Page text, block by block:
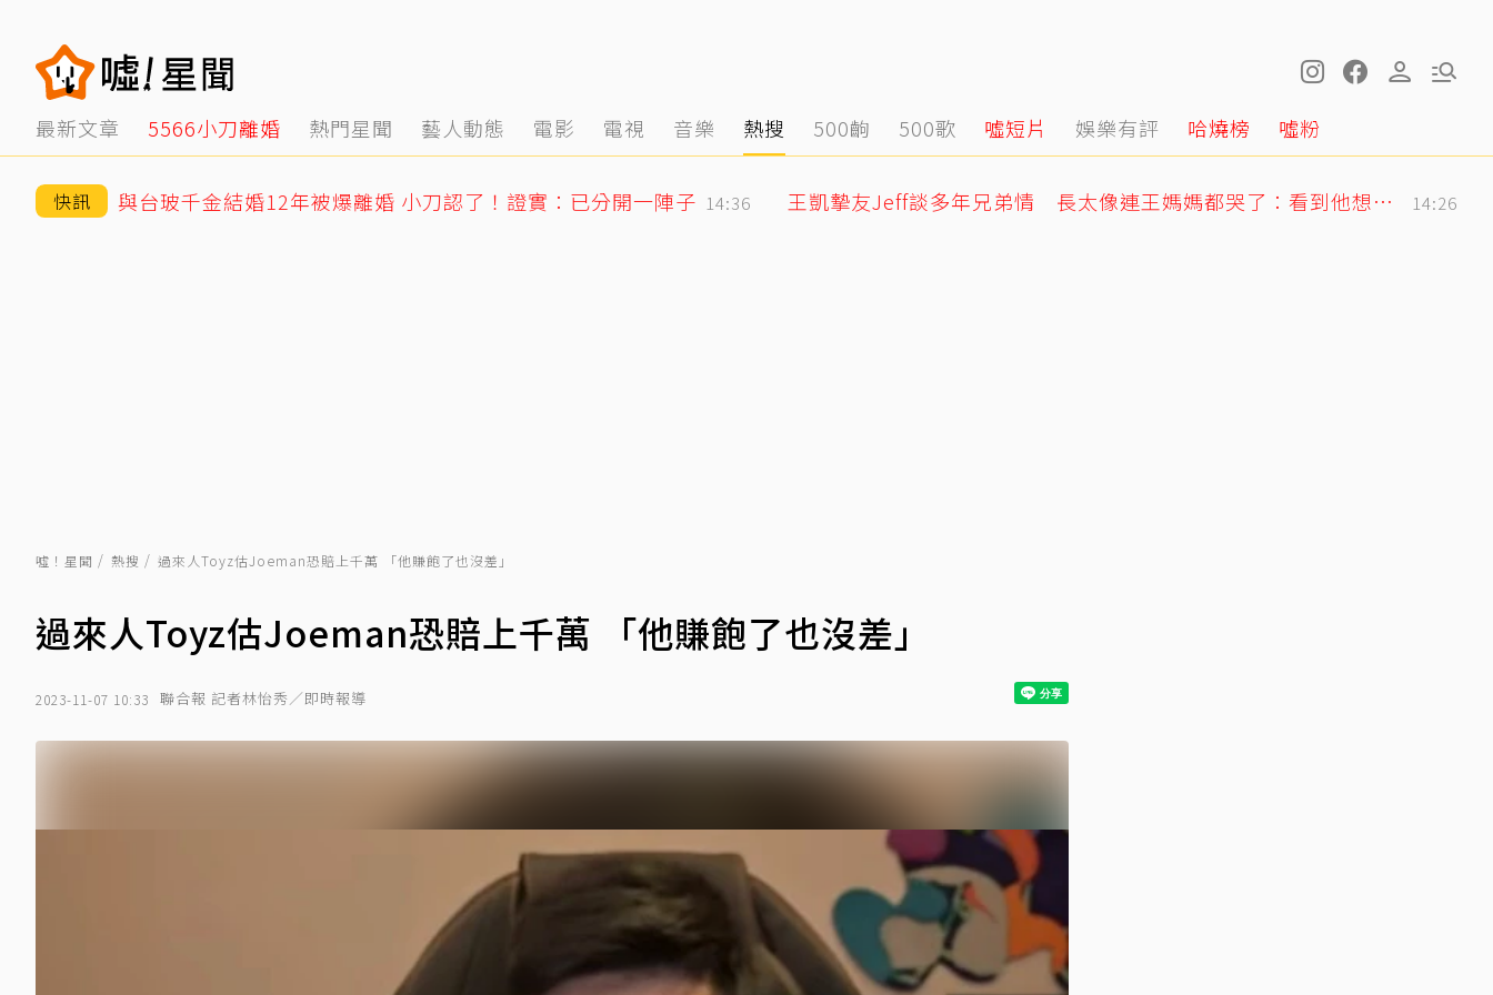
最新文章 5566小刀離婚 熱門星聞 藝人動態 電影 電視 音樂 熱搜 500齣 500歌 噓短片 娛樂有評 哈燒榜 噓粉
快訊 與台玻千金結婚12年被爆離婚 小刀認了！證實：已分開一陣子 14:36 王凱摯友Jeff談多年兄弟情 長太像連王媽媽都哭了：看到他想到兒子 14:26
噓！星聞 熱搜 過來人Toyz估Joeman恐賠上千萬 「他賺飽了也沒差」
過來人Toyz估Joeman恐賠上千萬 「他賺飽了也沒差」
2023-11-07 10:33 聯合報 記者林怡秀／即時報導